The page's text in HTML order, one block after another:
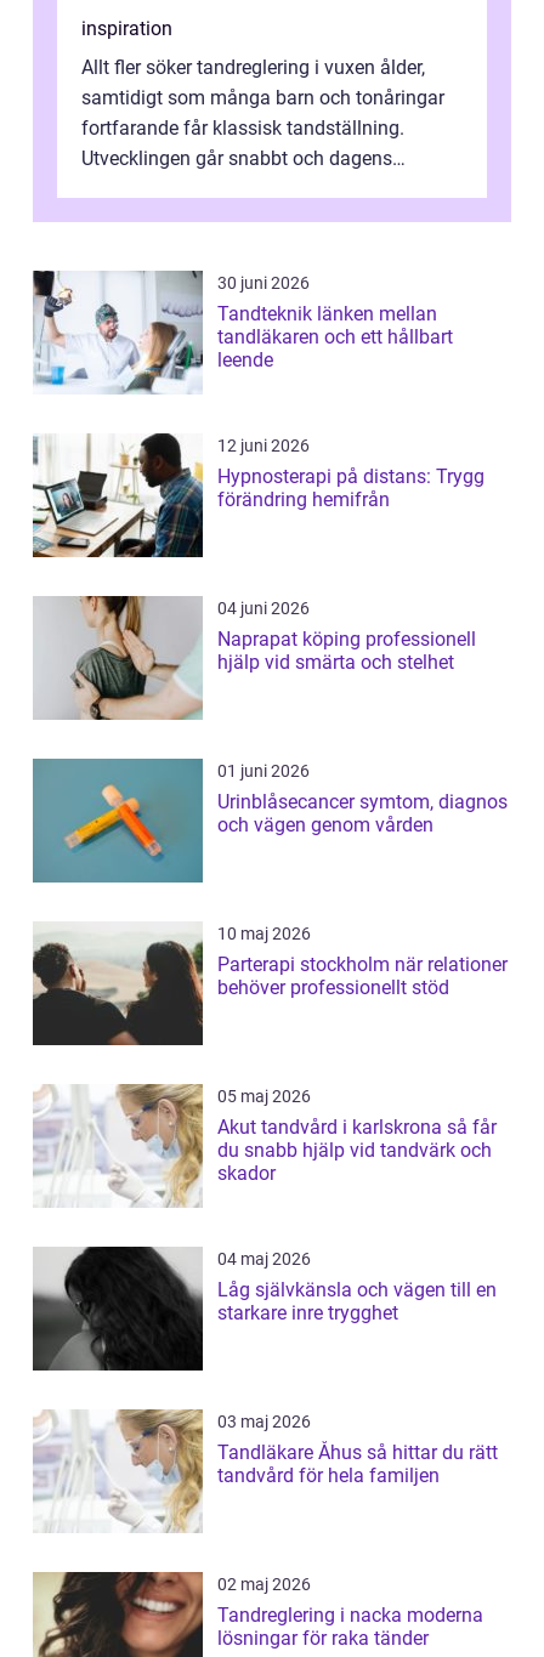
inspiration
Allt fler söker tandreglering i vuxen ålder,
samtidigt som många barn och tonåringar
fortfarande får klassisk tandställning.
Utvecklingen går snabbt och dagens
30 juni 2026
Tandteknik länken mellan
tandläkaren och ett hållbart
leende
12 juni 2026
Hypnosterapi på distans: Trygg
förändring hemifrån
04 juni 2026
Naprapat köping professionell
hjälp vid smärta och stelhet
01 juni 2026
Urinblåsecancer symtom, diagnos
och vägen genom vården
10 maj 2026
Parterapi stockholm när relationer
behöver professionellt stöd
05 maj 2026
Akut tandvård i karlskrona så får
du snabb hjälp vid tandvärk och
skador
04 maj 2026
Låg självkänsla och vägen till en
starkare inre trygghet
03 maj 2026
Tandläkare Åhus så hittar du rätt
tandvård för hela familjen
02 maj 2026
Tandreglering i nacka moderna
lösningar för raka tänder